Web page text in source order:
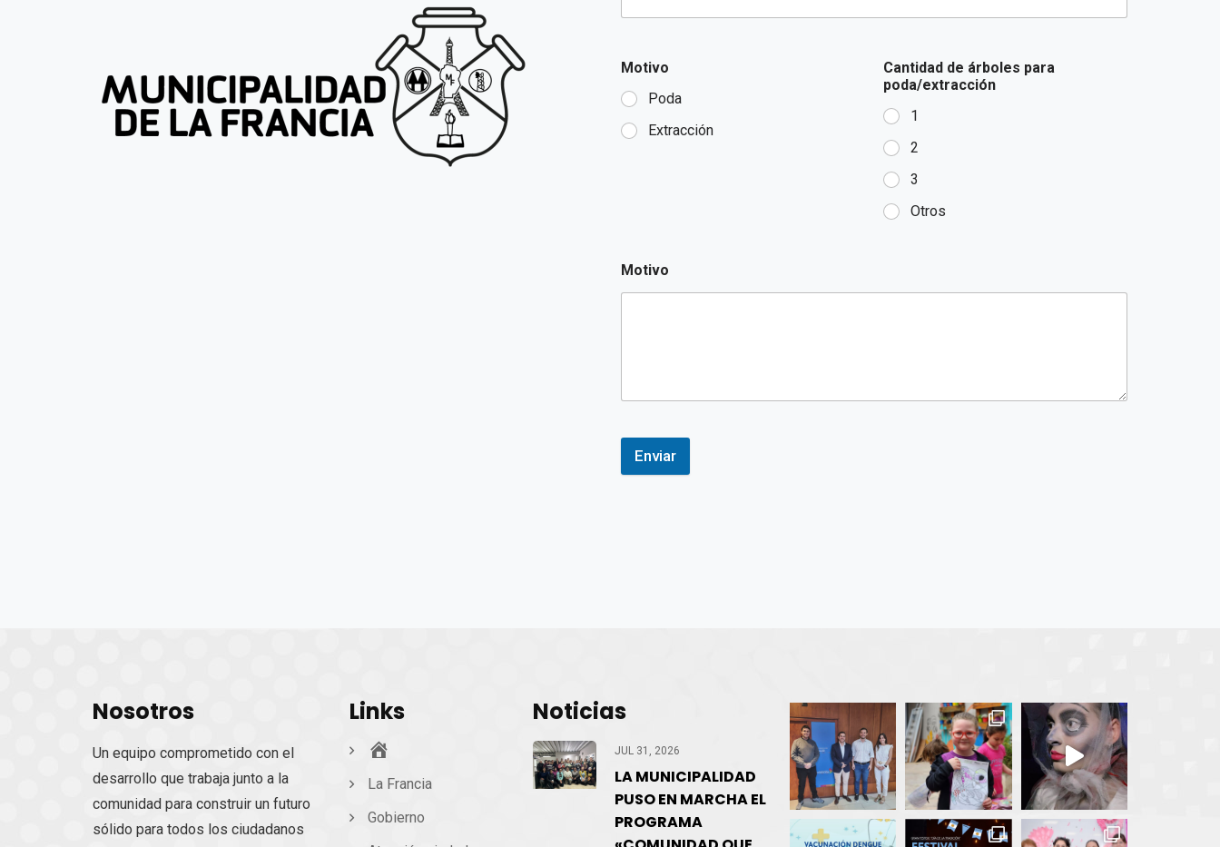
Motivo
Poda
Extracción
Cantidad de árboles para
poda/extracción
1
2
3
Otros
Motivo
Enviar
Nosotros
Un equipo comprometido con el
desarrollo que trabaja junto a la
comunidad para construir un futuro
sólido para todos los ciudadanos
Links
La Francia
Gobierno
Noticias
JUL 31, 2026
LA MUNICIPALIDAD
PUSO EN MARCHA EL
PROGRAMA